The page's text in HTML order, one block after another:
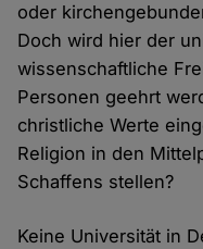
oder
Doch wird hier der
wissenschaftliche
Personen geehrt
christliche Werte
Religion in den
Schaffens stellen?
Keine Universität in